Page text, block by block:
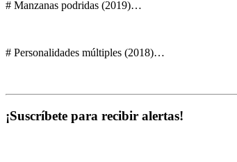
# Manzanas podridas (2019)…
# Personalidades múltiples (2018)…
¡Suscríbete para recibir alertas!